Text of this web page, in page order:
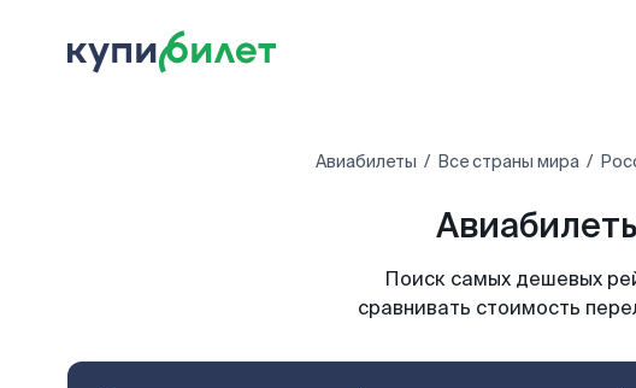
Авиабилеты Все страны мира
Поиск самых дешевых
сравнивать стоимость